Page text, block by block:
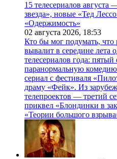
15 телесериалов
звезда», новые «Тед
«Одержимость»
02 августа 2026, 18:53
Кто бы мог подумать, что
вывалит в середине
телесериалов года:
паранормальную
сериал с фестиваля
драму «Фейк». Из
телепроектов — третий
приквел «Блондинки в
«Теории большого